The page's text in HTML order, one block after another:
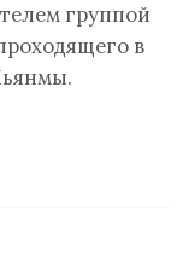
группой
в